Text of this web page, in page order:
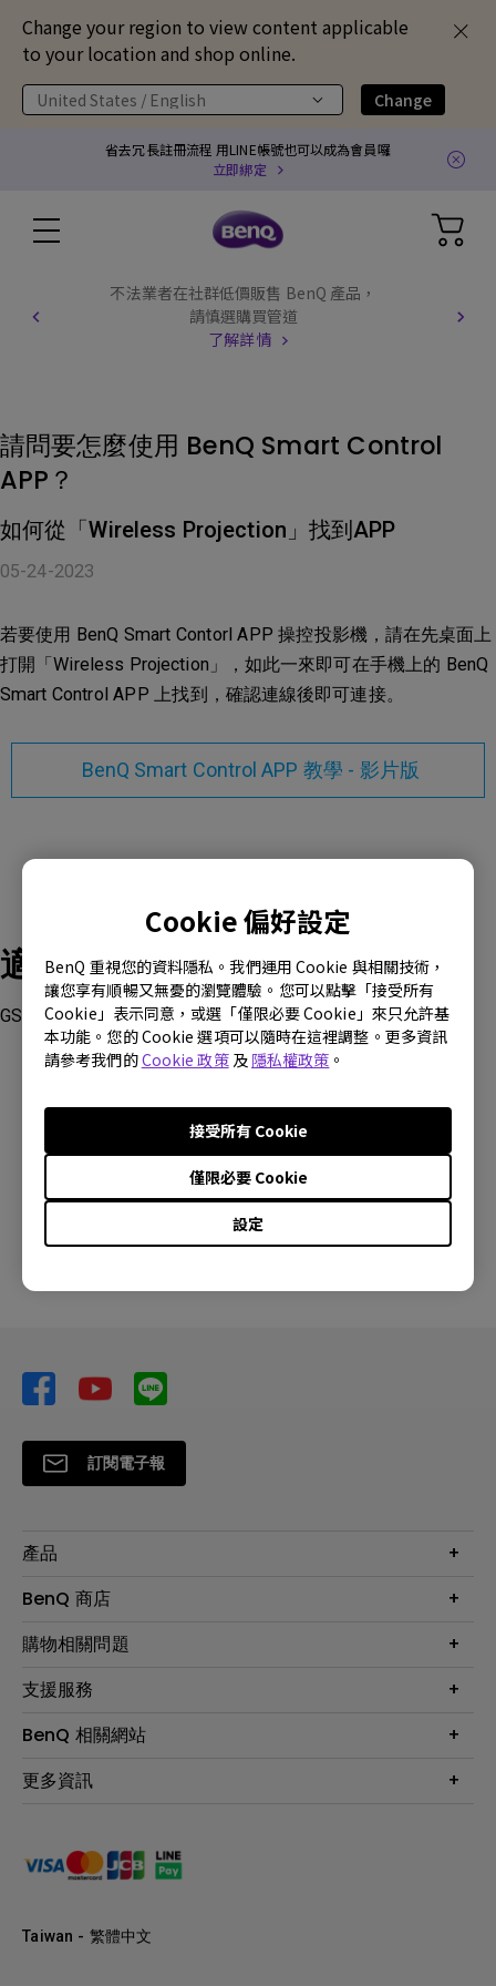
Change your region to view content applicable
to your location and shop online.
United States / English Change
Cookie 偏好設定
BenQ 重視您的資料隱私。我們運用 Cookie 與相關技術，
讓您享有順暢又無憂的瀏覽體驗。您可以點擊「接受所有
Cookie」表示同意，或選「僅限必要 Cookie」來只允許基
本功能。您的 Cookie 選項可以隨時在這裡調整。更多資訊
請參考我們的Cookie 政策及 隱私權政策 。
設定
僅限必要 Cookie
接受所有 Cookie
省去冗長註冊流程 用LINE帳號也可以成為會員囉
立即綁定
不法業者在社群低價販售 BenQ 產品，
請慎選購買管道
了解詳情
請問要怎麼使用 BenQ Smart Control
APP？
如何從「Wireless Projection」找到APP
05-24-2023
若要使用 BenQ Smart Contorl APP 操控投影機，請在先桌面上
打開「Wireless Projection」，如此一來即可在手機上的 BenQ
Smart Control APP 上找到，確認連線後即可連接。
BenQ Smart Control APP 教學 - 影片版
適用產品型號
GS50, GV30
這篇文章是否對您有幫助?
訂閱電子報
產品
大型液晶
投影機
智慧照明
專業拍物視訊鏡頭
BenQ 商店
最新產品與活動
尋找銷售據點
會員綁定LINE教學
購物相關問題
第一次購物就上手
延長保固購買
贈品兌換網站首頁
支援服務
服務公告
保固條例
手冊與軟體下載
產品常見問題
BenQ 相關網站
專業商用解決方案
BenQ 大娛樂家
更多資訊
永續發展
產品碳足跡報告
明基基金會
Taiwan - 繁體中文